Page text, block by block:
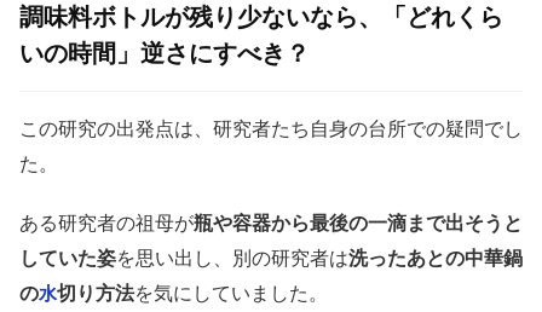
調味料ボトルが残り少ないなら、「どれくら
いの時間」逆さにすべき？
この研究の出発点は、研究者たち自身の台所での疑問でし
た。
ある研究者の祖母が瓶や容器から最後の一滴まで出そうと
していた姿を思い出し、別の研究者は洗ったあとの中華鍋
の水切り方法を気にしていました。